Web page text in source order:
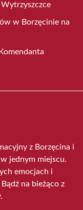
w Borzęcinie na
z Borzęcina i
jednym miejscu.
emocjach i
na bieżąco z